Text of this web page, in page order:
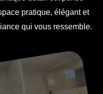
pratique, élégant et
qui vous ressemble.